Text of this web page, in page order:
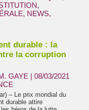
,
, NEWS,
durable : la
la corruption
GAYE | 08/03/2021
– Le prix mondial du
durable attire